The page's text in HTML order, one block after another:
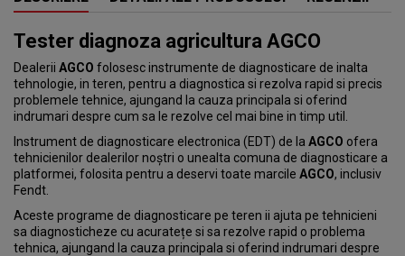
Tester diagnoza agricultura AGCO
Dealerii AGCO folosesc instrumente de diagnosticare de inalta
tehnologie, in teren, pentru a diagnostica si rezolva rapid si precis
problemele tehnice, ajungand la cauza principala si oferind
indrumari despre cum sa le rezolve cel mai bine in timp util.
Instrument de diagnosticare electronica (EDT) de la AGCO ofera
tehnicienilor dealerilor noștri o unealta comuna de diagnosticare a
platformei, folosita pentru a deservi toate marcile AGCO, inclusiv
Fendt.
Aceste programe de diagnosticare pe teren ii ajuta pe tehnicieni
sa diagnosticheze cu acuratețe si sa rezolve rapid o problema
tehnica, ajungand la cauza principala si oferind indrumari despre